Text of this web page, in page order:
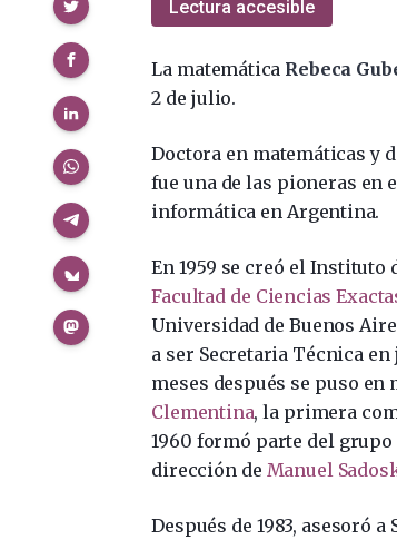
Lectura accesible
La matemática Rebeca
2 de julio.
Doctora en matemáticas y
fue una de las pioneras en
informática en Argentina.
En 1959 se creó el Instituto
Facultad de Ciencias
Universidad de Buenos
a ser Secretaria Técnica en
meses después se puso en
Clementina, la primera
1960 formó parte del
dirección de Manuel
Después de 1983, asesoró